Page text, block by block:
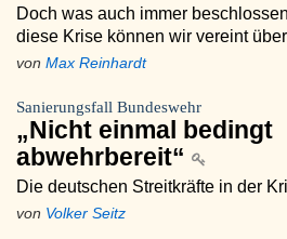
Doch was auch immer
diese Krise können wir vereint
von Max Reinhardt
Sanierungsfall Bundeswehr
„Nicht einmal bedingt
abwehrbereit“
Die deutschen Streitkräfte in der
von Volker Seitz